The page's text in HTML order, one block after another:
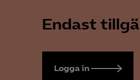
Endast
Logga in